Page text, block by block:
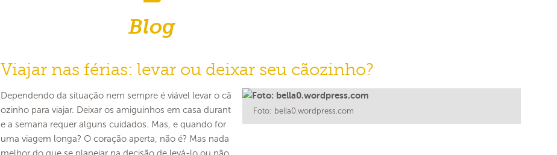
Blog
Viajar nas férias: levar ou deixar seu cãozinho?
Foto: bella0.wordpress.com
Dependendo da situação nem sempre é viável levar o cã
ozinho para viajar. Deixar os amiguinhos em casa durant
e a semana requer alguns cuidados. Mas, e quando for
uma viagem longa? O coração aperta, não é? Mas nada